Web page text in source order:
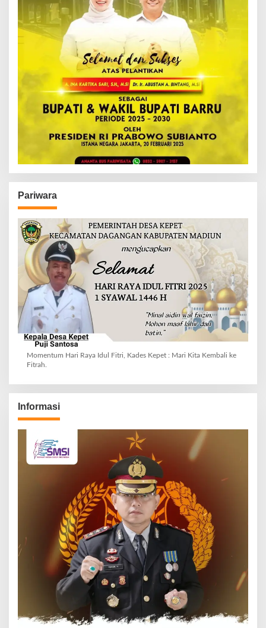
Pariwara
Momentum Hari Raya Idul Fitri, Kades Kepet : Mari Kita Kembali ke
Fitrah.
Informasi